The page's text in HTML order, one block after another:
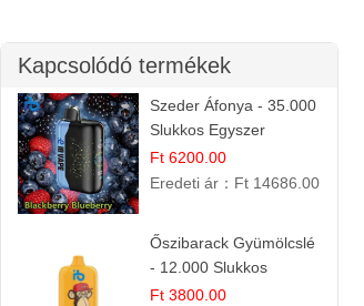
Kapcsolódó termékek
Szeder Áfonya - 35.000
Slukkos Egyszer
Használatos E-cigaretta
| Prémium Ízélmény
Ft 6200.00
Eredeti ár： Ft 14686.00
Őszibarack Gyümölcslé
- 12.000 Slukkos
eldobható e-Cigaretta |
Ft 3800.00